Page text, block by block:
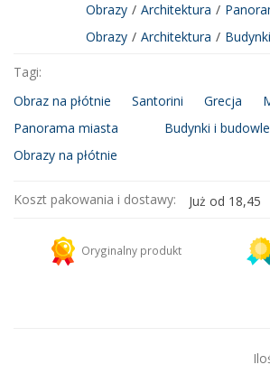
Obrazy / Architektura /
Obrazy / Architektura /
Tagi:
Obraz na płótnie
Santorini Grecja
Panorama miasta
Budynki i budowle
Obrazy na płótnie
Koszt pakowania i dostawy: Już od 18,45
Kurier DHL
Dodaj więcej produktów do koszyka i zapłać za
Oryginalny produkt